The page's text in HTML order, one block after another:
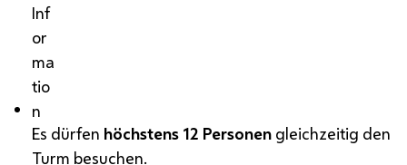
Inf
or
ma
tio
n
Es dürfen höchstens 12 Personen gleichzeitig den
Turm besuchen.